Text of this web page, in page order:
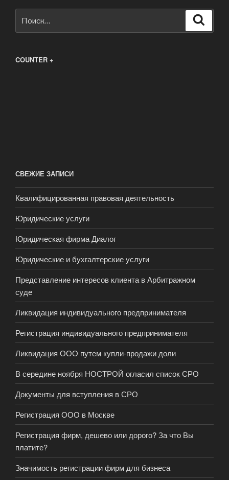
COUNTER +
СВЕЖИЕ ЗАПИСИ
Квалифицированная правовая деятельность
Юридические услуги
Юридическая фирма Диалог
Юридические и бухгалтерские услуги
Представление интересов клиента в Арбитражном
суде
Ликвидация индивидуального предпринимателя
Регистрация индивидуального предпринимателя
Ликвидация ООО путем купли-продажи доли
В середине ноября НОСТРОЙ огласил список СРО
Документы для вступления в СРО
Регистрация ООО в Москве
Регистрация фирм, дешево или дорого? За что Вы
платите?
Значимость регистрации фирм для бизнеса